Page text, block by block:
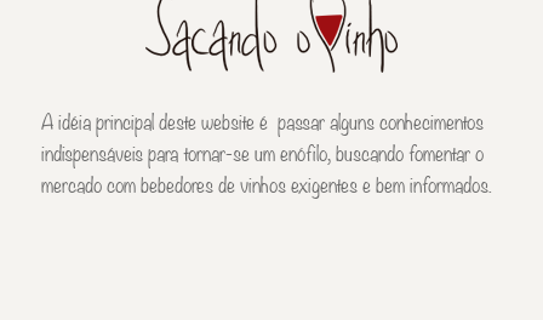
A idéia principal deste website é passar alguns conhecimentos
indispensáveis para tornar-se um enófilo, buscando fomentar o
mercado com bebedores de vinhos exigentes e bem informados.